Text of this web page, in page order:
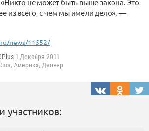
не может быть выше закона. Это
из всего, с чем мы имели дело», —
news/11552/
1 Декабря 2011
, Америка, Денвер
участников: